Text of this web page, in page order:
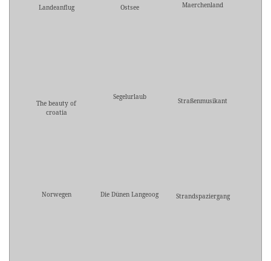
Landeanflug Ostsee Maerchenland
The beauty of
croatia
Segelurlaub Straßenmusikant
Norwegen Die Dünen Langeoog Strandspaziergang